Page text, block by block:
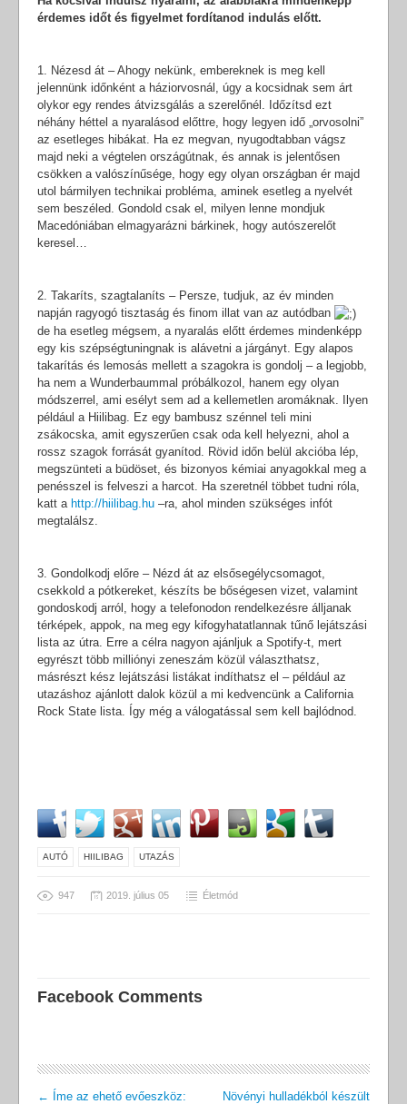
érdemes időt és figyelmet fordítanod indulás előtt.
1. Nézesd át – Ahogy nekünk, embereknek is meg kell
jelennünk időnként a háziorvosnál, úgy a kocsidnak sem árt
olykor egy rendes átvizsgálás a szerelőnél. Időzítsd ezt
néhány héttel a nyaralásod előttre, hogy legyen idő „orvosolni”
az esetleges hibákat. Ha ez megvan, nyugodtabban vágsz
majd neki a végtelen országútnak, és annak is jelentősen
csökken a valószínűsége, hogy egy olyan országban ér majd
utol bármilyen technikai probléma, aminek esetleg a nyelvét
sem beszéled. Gondold csak el, milyen lenne mondjuk
Macedóniában elmagyarázni bárkinek, hogy autószerelőt
keresel…
2. Takaríts, szagtalaníts – Persze, tudjuk, az év minden
napján ragyogó tisztaság és finom illat van az autódban
de ha esetleg mégsem, a nyaralás előtt érdemes mindenképp
egy kis szépségtuningnak is alávetni a járgányt. Egy alapos
takarítás és lemosás mellett a szagokra is gondolj – a legjobb,
ha nem a Wunderbaummal próbálkozol, hanem egy olyan
módszerrel, ami esélyt sem ad a kellemetlen aromáknak. Ilyen
például a Hiilibag. Ez egy bambusz szénnel teli mini
zsákocska, amit egyszerűen csak oda kell helyezni, ahol a
rossz szagok forrását gyanítod. Rövid időn belül akcióba lép,
megszünteti a büdöset, és bizonyos kémiai anyagokkal meg a
penésszel is felveszi a harcot. Ha szeretnél többet tudni róla,
katt a http://hiilibag.hu –ra, ahol minden szükséges infót
megtalálsz.
3. Gondolkodj előre – Nézd át az elsősegélycsomagot,
csekkold a pótkereket, készíts be bőségesen vizet, valamint
gondoskodj arról, hogy a telefonodon rendelkezésre álljanak
térképek, appok, na meg egy kifogyhatatlannak tűnő lejátszási
lista az útra. Erre a célra nagyon ajánljuk a Spotify-t, mert
egyrészt több milliónyi zeneszám közül választhatsz,
másrészt kész lejátszási listákat indíthatsz el – például az
utazáshoz ajánlott dalok közül a mi kedvencünk a California
Rock State lista. Így még a válogatással sem kell bajlódnod.
AUTÓ HIILIBAG UTAZÁS
947 2019. július 05 Életmód
Facebook Comments
←
Íme az ehető evőeszköz:
Növényi hulladékból készült